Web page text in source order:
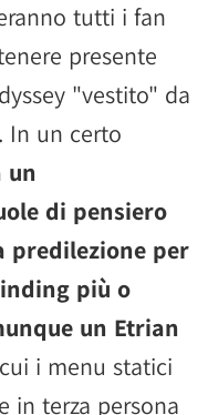
tutti i fan
presente
"vestito" da
In un certo
un
di pensiero
predilezione per
più o
un Etrian
i menu statici
in terza persona